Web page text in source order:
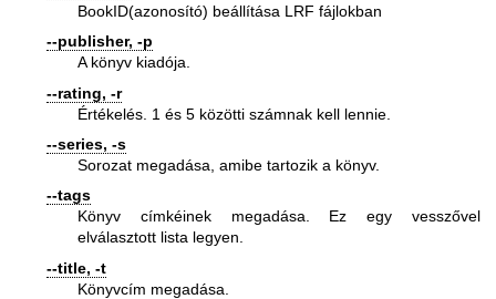
BookID(azonosító) beállítása LRF fájlokban
--publisher, -p
A könyv kiadója.
--rating, -r
Értékelés. 1 és 5 közötti számnak kell lennie.
--series, -s
Sorozat megadása, amibe tartozik a könyv.
--tags
Könyv címkéinek megadása. Ez egy vesszővel
elválasztott lista legyen.
--title, -t
Könyvcím megadása.